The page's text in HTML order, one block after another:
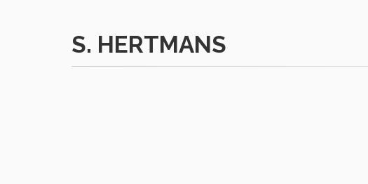
S. HERTMANS